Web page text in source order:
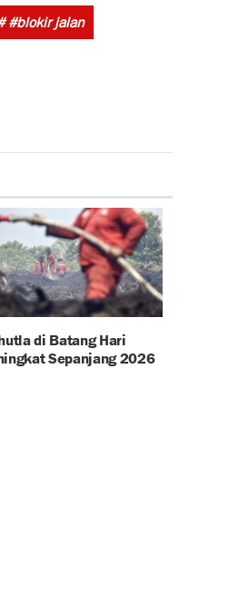
#blokir jalan
di Batang Hari
Sepanjang 2026